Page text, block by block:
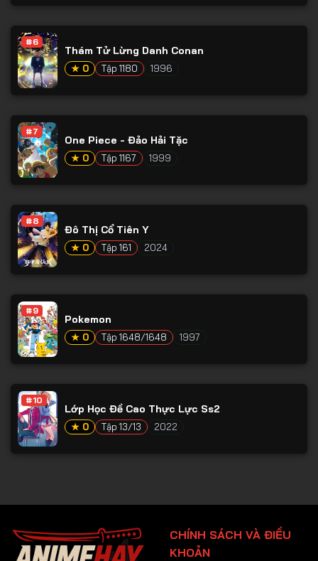
#6
Thám Tử Lừng Danh Conan
★ 0 Tập 1180 1996
#7
One Piece - Đảo Hải Tặc
★ 0 Tập 1167 1999
#8
Đô Thị Cổ Tiên Y
★ 0 Tập 161 2024
#9
Pokemon
★ 0 Tập 1648/1648 1997
#10
Lớp Học Đề Cao Thực Lực Ss2
★ 0 Tập 13/13 2022
CHÍNH SÁCH VÀ ĐIỀU
KHOẢN